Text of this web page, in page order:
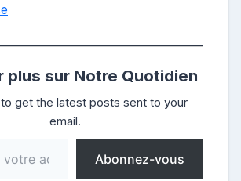
plus sur Notre Quotidien
get the latest posts sent to your
email.
Abonnez-vous